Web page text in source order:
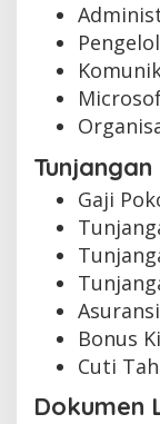
Gaji
Asuransi
Bonus
Cuti
Dokumen